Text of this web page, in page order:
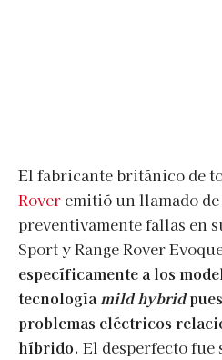
El fabricante británico de
Rover emitió un llamado
preventivamente fallas en
Sport y Range Rover
específicamente a los
tecnologíamild hybrid
problemas eléctricos
híbrido. El desperfecto fue